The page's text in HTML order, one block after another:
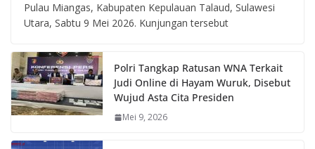
Pulau Miangas, Kabupaten Kepulauan Talaud, Sulawesi
Utara, Sabtu 9 Mei 2026. Kunjungan tersebut
Polri Tangkap Ratusan WNA Terkait
Judi Online di Hayam Wuruk, Disebut
Wujud Asta Cita Presiden
Mei 9, 2026